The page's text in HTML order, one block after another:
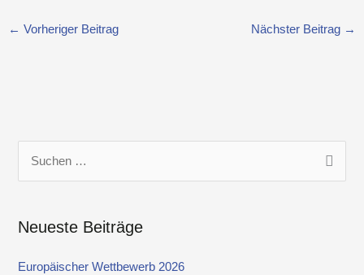
← Vorheriger Beitrag Nächster Beitrag →
h
e
Neueste Beiträge
Europäischer Wettbewerb 2026